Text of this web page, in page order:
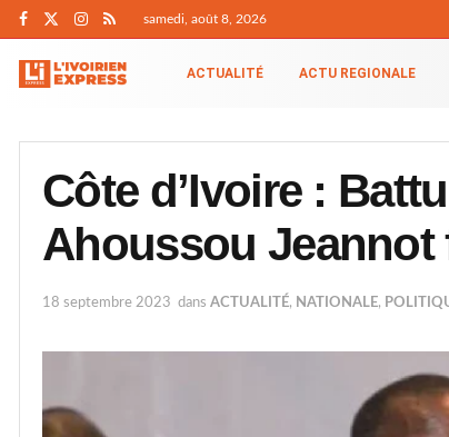
samedi, août 8, 2026
ACTUALITÉ ACTU REGIONALE
Côte d’Ivoire :
Ahoussou Jeannot
18 septembre 2023 dans ACTUALITÉ, NATIONALE,